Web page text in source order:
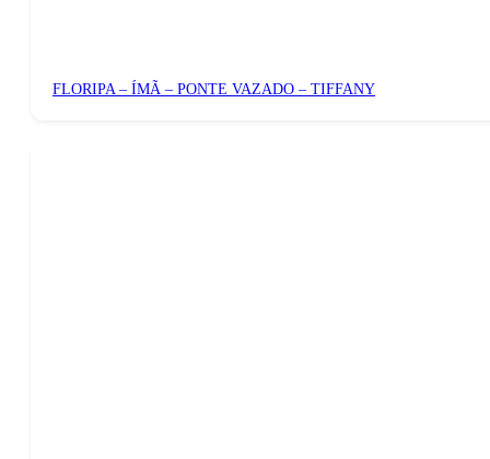
FLORIPA – ÍMÃ – PONTE VAZADO – TIFFANY